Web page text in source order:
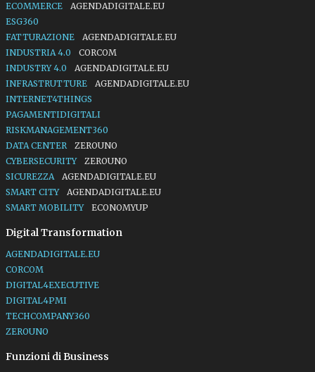
ECOMMERCE
AGENDADIGITALE.EU
ESG360
FATTURAZIONE
AGENDADIGITALE.EU
INDUSTRIA 4.0
CORCOM
INDUSTRY 4.0
AGENDADIGITALE.EU
INFRASTRUTTURE
AGENDADIGITALE.EU
INTERNET4THINGS
PAGAMENTIDIGITALI
RISKMANAGEMENT360
DATA CENTER
ZEROUNO
CYBERSECURITY
ZEROUNO
SICUREZZA
AGENDADIGITALE.EU
SMART CITY
AGENDADIGITALE.EU
SMART MOBILITY
ECONOMYUP
Digital Transformation
AGENDADIGITALE.EU
CORCOM
DIGITAL4EXECUTIVE
DIGITAL4PMI
TECHCOMPANY360
ZEROUNO
Funzioni di Business